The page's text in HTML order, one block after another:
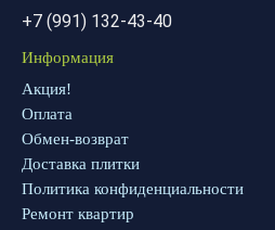
+7 (991) 132-43-40
Информация
Акция!
Оплата
Обмен-возврат
Доставка плитки
Политика конфиденциальности
Ремонт квартир